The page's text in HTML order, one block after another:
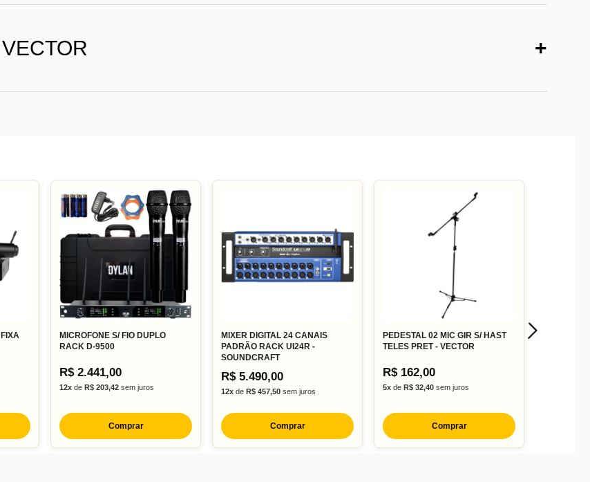
+
MICROFONE S/ FIO DUPLO
RACK D-9500
R$ 2.441,00
12x de R$ 203,42 sem juros
Comprar
MIXER DIGITAL 24 CANAIS
PADRÃO RACK UI24R -
SOUNDCRAFT
R$ 5.490,00
12x de R$ 457,50 sem juros
Comprar
PEDESTAL 02 MIC GIR S/ HAST
TELES PRET - VECTOR
R$ 162,00
5x de R$ 32,40 sem juros
Comprar